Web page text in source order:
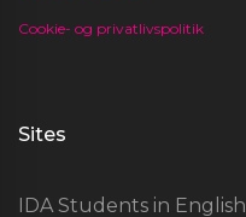
Cookie- og privatlivspolitik
Sites
IDA Students in English